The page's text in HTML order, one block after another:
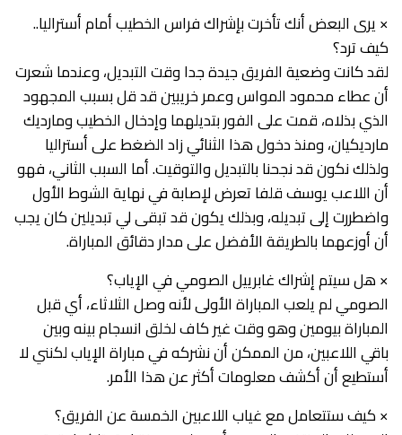
× يرى البعض أنك تأخرت بإشراك فراس الخطيب أمام أستراليا..
كيف ترد؟
لقد كانت وضعية الفريق جيدة جدا وقت التبديل، وعندما شعرت
أن عطاء محمود المواس وعمر خريبين قد قل بسبب المجهود
الذي بذلاه، قمت على الفور بتديلهما وإدخال الخطيب ومارديك
مارديكيان، ومنذ دخول هذا الثنائي زاد الضغط على أستراليا
ولذلك نكون قد نجحنا بالتبديل والتوقيت. أما السبب الثاني، فهو
أن اللاعب يوسف قلفا تعرض لإصابة في نهاية الشوط الأول
واضطررت إلى تبديله، وبذلك يكون قد تبقى لي تبديلين كان يجب
أن أوزعهما بالطريقة الأفضل على مدار دقائق المباراة.
× هل سيتم إشراك غابرييل الصومي في الإياب؟
الصومي لم يلعب المباراة الأولى لأنه وصل الثلاثاء، أي قبل
المباراة بيومين وهو وقت غير كاف لخلق انسجام بينه وبين
باقي اللاعبين، من الممكن أن نشركه في مباراة الإياب لكنني لا
أستطيع أن أكشف معلومات أكثر عن هذا الأمر.
× كيف ستتعامل مع غياب اللاعبين الخمسة عن الفريق؟